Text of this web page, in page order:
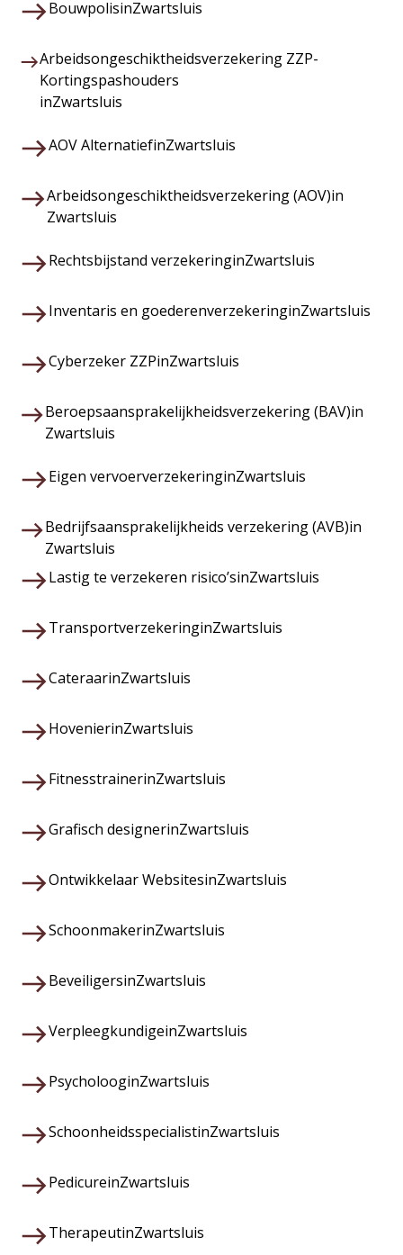
BouwpolisinZwartsluis
Arbeidsongeschiktheidsverzekering ZZP-
Kortingspashouders
inZwartsluis
AOV AlternatiefinZwartsluis
Arbeidsongeschiktheidsverzekering (AOV)in
Zwartsluis
Rechtsbijstand verzekeringinZwartsluis
Inventaris en goederenverzekeringinZwartsluis
Cyberzeker ZZPinZwartsluis
Beroepsaansprakelijkheidsverzekering (BAV)in
Zwartsluis
Eigen vervoerverzekeringinZwartsluis
Bedrijfsaansprakelijkheids verzekering (AVB)in
Zwartsluis
Lastig te verzekeren risico’sinZwartsluis
TransportverzekeringinZwartsluis
CateraarinZwartsluis
HovenierinZwartsluis
FitnesstrainerinZwartsluis
Grafisch designerinZwartsluis
Ontwikkelaar WebsitesinZwartsluis
SchoonmakerinZwartsluis
BeveiligersinZwartsluis
VerpleegkundigeinZwartsluis
PsycholooginZwartsluis
SchoonheidsspecialistinZwartsluis
PedicureinZwartsluis
TherapeutinZwartsluis